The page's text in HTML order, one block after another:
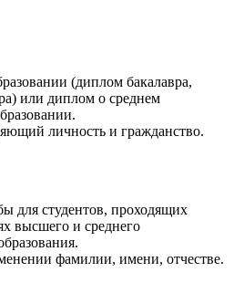
(диплом бакалавра,
или диплом о среднем
личность и гражданство.
для студентов, проходящих
высшего и среднего
фамилии, имени, отчестве.